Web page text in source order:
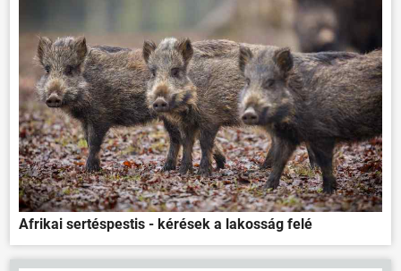
Afrikai sertéspestis - kérések a lakosság felé